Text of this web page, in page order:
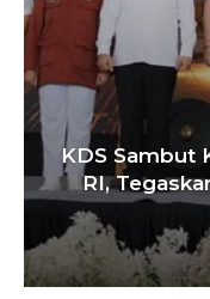
KDS Sambut
RI,